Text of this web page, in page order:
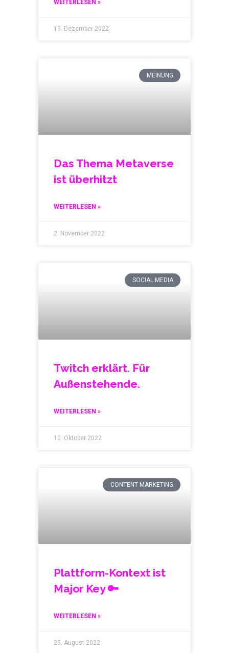
WEITERLESEN »
19. Dezember 2022
MEINUNG
Das Thema Metaverse
ist überhitzt
WEITERLESEN »
2. November 2022
SOCIAL MEDIA
Twitch erklärt. Für
Außenstehende.
WEITERLESEN »
10. Oktober 2022
CONTENT MARKETING
Plattform-Kontext ist
Major Key 🔑
WEITERLESEN »
25. August 2022